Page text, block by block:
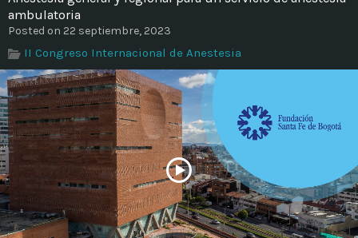
ambulatoria
Posted on 22 septiembre, 2023
II Congreso Internacional de Anestesia